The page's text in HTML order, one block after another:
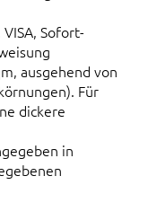
Sofort-
ausgehend von
Für
dickere
in